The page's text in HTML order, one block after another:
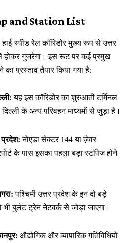
and Station List
हाई-स्पीड रेल कॉरिडोर मुख्य रूप से उत्तर
होकर गुजरेगा। इस रूट पर कई प्रमुख
का प्रस्ताव तैयार किया गया है:
यह इस कॉरिडोर का शुरुआती टर्मिनल
के अन्य परिवहन माध्यमों से जुड़ा है।
प्रदेश:नोएडा सेक्टर 144 या ज़ेवर
के पास इसका पहला बड़ा स्टॉपेज होने
पश्चिमी उत्तर प्रदेश के इन दो बड़े
भी बुलेट ट्रेन नेटवर्क से जोड़ा जाएगा।
औद्योगिक और व्यापारिक गतिविधियों